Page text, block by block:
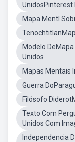
Mapa Mentl
Modelo
Unidos
Mapas Mentais
Guerra
Filósofo
Texto Com
Unidos Com
Independencia